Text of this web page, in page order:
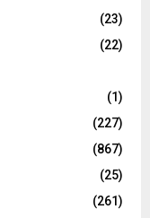
(23)
(22)
(1)
(227)
(867)
(25)
(261)